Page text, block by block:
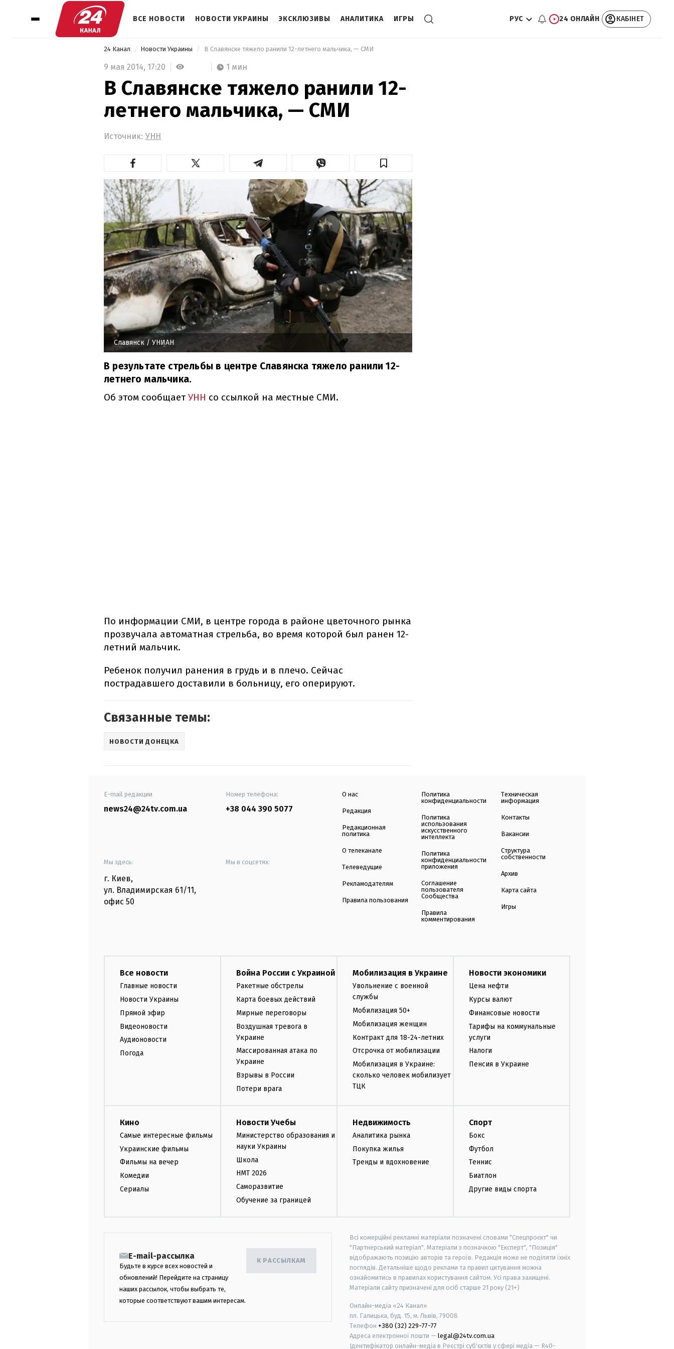
ВСЕ НОВОСТИ НОВОСТИ УКРАИНЫ ЭКСКЛЮЗИВЫ АНАЛИТИКА ИГРЫ РУС 24 ОНЛАЙН КАБІНЕТ
24 Канал Новости Украины В Славянске тяжело ранили 12-летнего мальчика, — СМИ
9 мая 2014, 17:20 1 мин
В Славянске тяжело ранили 12-
летнего мальчика, — СМИ
Источник: УНН
Славянск / УНИАН
В результате стрельбы в центре Славянска тяжело ранили 12-
летнего мальчика.
Об этом сообщаетУНН со ссылкой на местные СМИ.
По информации СМИ, в центре города в районе цветочного рынка
прозвучала автоматная стрельба, во время которой был ранен 12-
летний мальчик.
Ребенок получил ранения в грудь и в плечо. Сейчас
пострадавшего доставили в больницу, его оперируют.
Связанные темы:
НОВОСТИ ДОНЕЦКА
E-mail редакции
news24@24tv.com.ua
Номер телефона:
+38 044 390 5077
Мы здесь:
г. Киев,
ул. Владимирская 61/11,
офис 50
Мы в соцсетях:
О нас
Редакция
Редакционная
политика
О телеканале
Телеведущие
Рекламодателям
Правила пользования
Политика
конфиденциальности
Политика
использования
искусственного
интеллекта
Политика
конфиденциальности
приложения
Соглашение
пользователя
Сообщества
Правила
комментирования
Техническая
информация
Контакты
Вакансии
Структура
собственности
Архив
Карта сайта
Игры
Все новости
Главные новости
Новости Украины
Прямой эфир
Видеоновости
Аудионовости
Погода
Война России с Украиной
Ракетные обстрелы
Карта боевых действий
Мирные переговоры
Воздушная тревога в
Украине
Массированная атака по
Украине
Взрывы в России
Потери врага
Мобилизация в Украине
Увольнение с военной
службы
Мобилизация 50+
Мобилизация женщин
Контракт для 18-24-летних
Отсрочка от мобилизации
Мобилизация в Украине:
сколько человек мобилизует
ТЦК
Новости экономики
Цена нефти
Курсы валют
Финансовые новости
Тарифы на коммунальные
услуги
Налоги
Пенсия в Украине
Кино
Самые интересные фильмы
Украинские фильмы
Фильмы на вечер
Комедии
Сериалы
Новости Учебы
Министерство образования и
науки Украины
Школа
НМТ 2026
Саморазвитие
Обучение за границей
Недвижимость
Аналитика рынка
Покупка жилья
Тренды и вдохновение
Спорт
Бокс
Футбол
Теннис
Биатлон
Другие виды спорта
E-mail-рассылка
Будьте в курсе всех новостей и
обновлений! Перейдите на страницу
наших рассылок, чтобы выбрать те,
которые соответствуют вашим интересам.
К РАССЫЛКАМ
Всі комерційні рекламні матеріали позначені словами "Спецпроєкт" чи
"Партнерський матеріал". Матеріали з позначкою "Експерт", "Позиція"
відображають позицію авторів та героїв. Редакція може не поділяти їхніх
поглядів. Детальніше щодо реклами та правил цитування можна
ознайомитись в правилах користування сайтом. Усі права захищені.
Матеріали сайту призначені для осіб старше 21 року (21+)
Онлайн-медіа «24 Канал»
пл. Галицька, буд. 15, м. Львів, 79008
Телефон +380 (32) 229-77-77
Адреса електронної пошти — legal@24tv.com.ua
Ідентифікатор онлайн-медіа в Реєстрі суб'єктів у сфері медіа — R40-